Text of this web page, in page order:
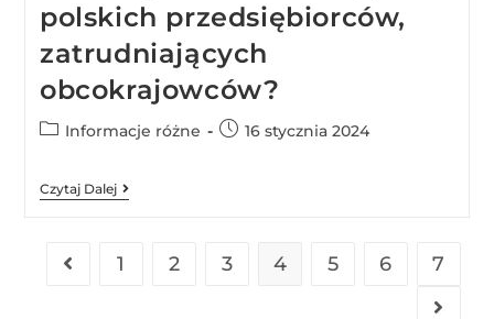
polskich przedsiębiorców,
zatrudniających
obcokrajowców?
Informacje różne 16 stycznia 2024
Czytaj Dalej
1 2 3 4 5 6 7